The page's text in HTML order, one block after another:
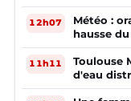
12h07
Météo :
hausse
11h11
Toulouse
d'eau